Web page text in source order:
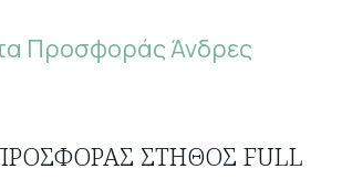
Προσφοράς Άνδρες
ΣΤΉΘΟΣ FULL